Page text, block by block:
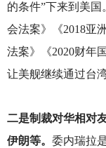
的条件”下来到美
会法案》《2018亚
法案》《2020财年
让美舰继续通过台湾
二是制裁对华相对
伊朗等。 委内瑞拉